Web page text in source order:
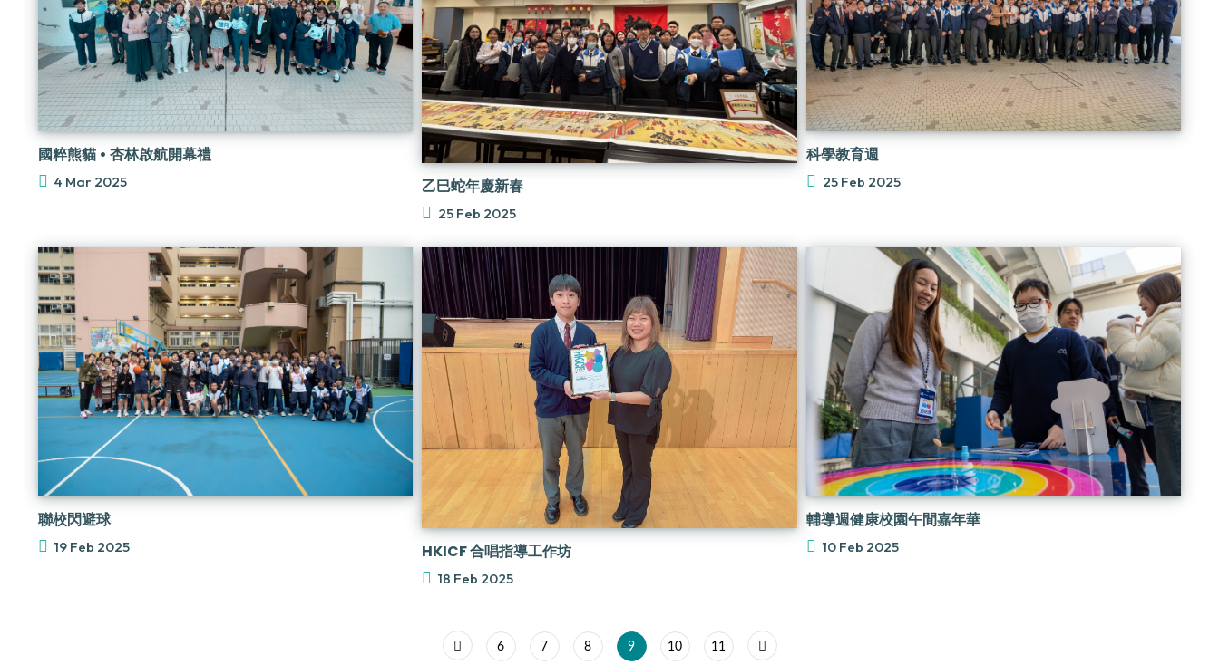
國粹熊貓 • 杏林啟航開幕禮
4 Mar 2025 乙巳蛇年慶新春
25 Feb 2025
科學教育週
25 Feb 2025
聯校閃避球
19 Feb 2025 HKICF 合唱指導工作坊
18 Feb 2025
輔導週健康校園午間嘉年華
10 Feb 2025
6 7 8 9 10 11